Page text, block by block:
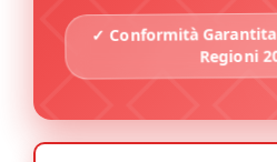
✓ Conformità
Regioni